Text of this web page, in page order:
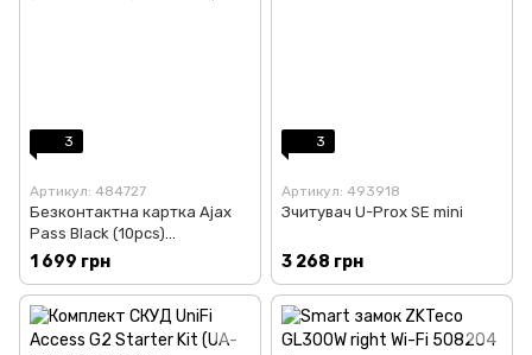
3
Артикул: 484727
Безконтактна картка Ajax
Pass Black (10pcs)
(38218.89.BL)
1 699 грн
3
Артикул: 493918
Зчитувач U-Prox SE mini
3 268 грн